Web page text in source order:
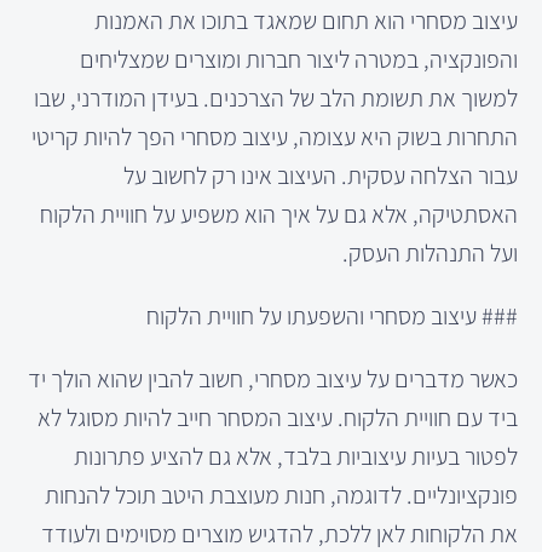
עיצוב מסחרי הוא תחום שמאגד בתוכו את האמנות
והפונקציה, במטרה ליצור חברות ומוצרים שמצליחים
למשוך את תשומת הלב של הצרכנים. בעידן המודרני, שבו
התחרות בשוק היא עצומה, עיצוב מסחרי הפך להיות קריטי
עבור הצלחה עסקית. העיצוב אינו רק לחשוב על
האסתטיקה, אלא גם על איך הוא משפיע על חוויית הלקוח
ועל התנהלות העסק.
### עיצוב מסחרי והשפעתו על חוויית הלקוח
כאשר מדברים על עיצוב מסחרי, חשוב להבין שהוא הולך יד
ביד עם חוויית הלקוח. עיצוב המסחר חייב להיות מסוגל לא
לפטור בעיות עיצוביות בלבד, אלא גם להציע פתרונות
פונקציונליים. לדוגמה, חנות מעוצבת היטב תוכל להנחות
את הלקוחות לאן ללכת, להדגיש מוצרים מסוימים ולעודד